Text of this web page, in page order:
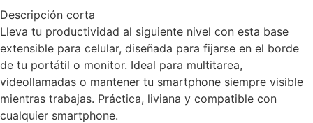
Descripción corta
Lleva tu productividad al siguiente nivel con esta base
extensible para celular, diseñada para fijarse en el borde
de tu portátil o monitor. Ideal para multitarea,
videollamadas o mantener tu smartphone siempre visible
mientras trabajas. Práctica, liviana y compatible con
cualquier smartphone.